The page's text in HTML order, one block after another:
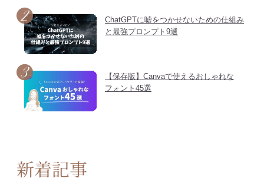
ChatGPTに嘘をつかせないための仕組み
と最強プロンプト9選
【保存版】Canvaで使えるおしゃれな
フォント45選
新着記事